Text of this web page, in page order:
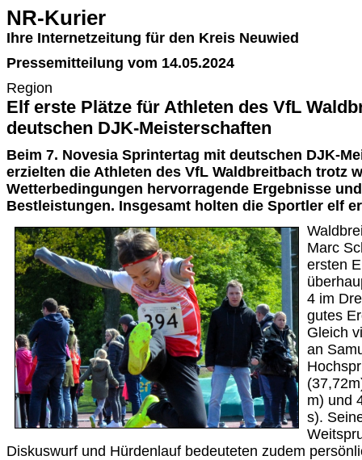
NR-Kurier
Ihre Internetzeitung für den Kreis Neuwied
Pressemitteilung vom 14.05.2024
Region
Elf erste Plätze für Athleten des VfL
deutschen DJK-Meisterschaften
Beim 7. Novesia Sprintertag mit deutschen DJK-
erzielten die Athleten des VfL Waldbreitbach trotz
Wetterbedingungen hervorragende Ergebnisse
Bestleistungen. Insgesamt holten die Sportler elf
Marc
ersten
4 im
gutes
Gleich
an
m) und
s).
Diskuswurf und Hürdenlauf bedeuteten zudem